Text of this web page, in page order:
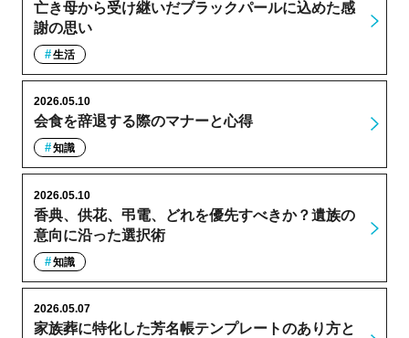
亡き母から受け継いだブラックパールに込めた感
謝の思い
生活
会食を辞退する際のマナーと心得
2026.05.10
知識
香典、供花、弔電、どれを優先すべきか？遺族の
意向に沿った選択術
2026.05.10
知識
家族葬に特化した芳名帳テンプレートのあり方と
2026.05.07